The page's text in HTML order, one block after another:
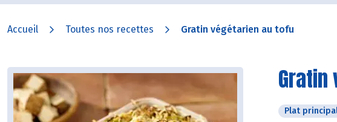
Accueil Toutes nos recettes Gratin végétarien au tofu
Gratin
Plat